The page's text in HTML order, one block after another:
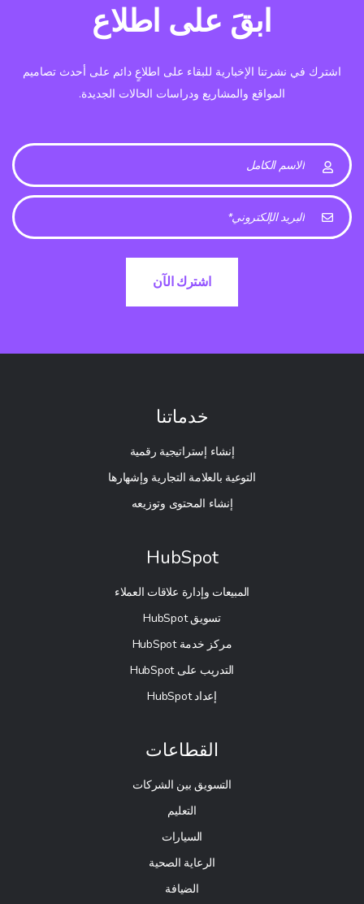
ابقَ على اطلاع
في نشرتنا الإخبارية للبقاء على اطلاعٍ دائم على أحدث تصاميم
المواقع والمشاريع ودراسات الحالات الجديدة.
خدماتنا
إنشاء إستراتيجية رقمية
التوعية بالعلامة التجارية وإشهارها
إنشاء المحتوى وتوزيعه
HubSpot
المبيعات وإدارة علاقات العملاء
مركز خدمة HubSpot
التدريب على HubSpot
القطاعات
التسويق بين الشركات
السيارات
الرعاية الصحية